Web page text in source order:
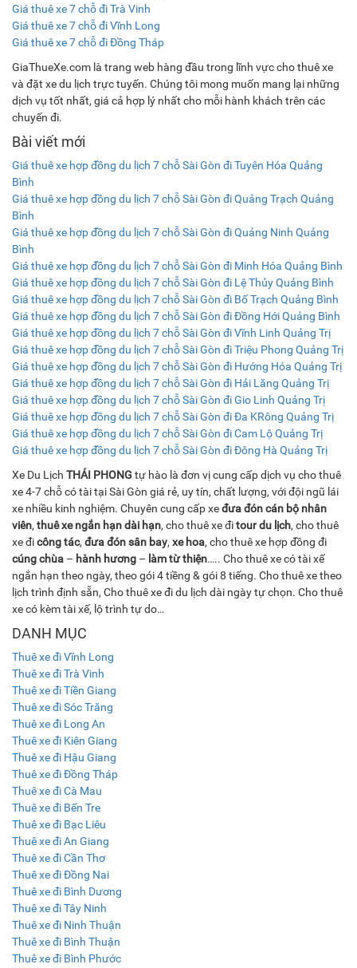
Giá thuê xe 7 chỗ đi Trà Vinh
Giá thuê xe 7 chỗ đi Vĩnh Long
Giá thuê xe 7 chỗ đi Đồng Tháp
GiaThueXe.com là trang web hàng đầu trong lĩnh vực cho thuê xe
và đặt xe du lịch trực tuyến. Chúng tôi mong muốn mang lại những
dịch vụ tốt nhất, giá cả hợp lý nhất cho mỗi hành khách trên các
chuyến đi.
Bài viết mới
Giá thuê xe hợp đồng du lịch 7 chỗ Sài Gòn đi Tuyên Hóa Quảng
Bình
Giá thuê xe hợp đồng du lịch 7 chỗ Sài Gòn đi Quảng Trạch Quảng
Bình
Giá thuê xe hợp đồng du lịch 7 chỗ Sài Gòn đi Quảng Ninh Quảng
Bình
Giá thuê xe hợp đồng du lịch 7 chỗ Sài Gòn đi Minh Hóa Quảng Bình
Giá thuê xe hợp đồng du lịch 7 chỗ Sài Gòn đi Lệ Thủy Quảng Bình
Giá thuê xe hợp đồng du lịch 7 chỗ Sài Gòn đi Bố Trạch Quảng Bình
Giá thuê xe hợp đồng du lịch 7 chỗ Sài Gòn đi Đồng Hới Quảng Bình
Giá thuê xe hợp đồng du lịch 7 chỗ Sài Gòn đi Vĩnh Linh Quảng Trị
Giá thuê xe hợp đồng du lịch 7 chỗ Sài Gòn đi Triệu Phong Quảng Trị
Giá thuê xe hợp đồng du lịch 7 chỗ Sài Gòn đi Hướng Hóa Quảng Trị
Giá thuê xe hợp đồng du lịch 7 chỗ Sài Gòn đi Hải Lăng Quảng Trị
Giá thuê xe hợp đồng du lịch 7 chỗ Sài Gòn đi Gio Linh Quảng Trị
Giá thuê xe hợp đồng du lịch 7 chỗ Sài Gòn đi Đa KRông Quảng Trị
Giá thuê xe hợp đồng du lịch 7 chỗ Sài Gòn đi Cam Lộ Quảng Trị
Giá thuê xe hợp đồng du lịch 7 chỗ Sài Gòn đi Đông Hà Quảng Trị
Xe Du Lịch THÁI PHONG tự hào là đơn vị cung cấp dịch vụ cho thuê
xe 4-7 chỗ có tài tại Sài Gòn giá rẻ, uy tín, chất lượng, với đội ngũ lái
xe nhiều kinh nghiệm. Chuyên cung cấp xeđưa đón cán bộ nhân
viên, thuê xe ngắn hạn dài hạn, cho thuê xe đitour du lịch, cho thuê
xe đicông tác, đưa đón sân bay, xe hoa, cho thuê xe hợp đồng đi
cúng chùa – hành hương – làm từ thiện….. Cho thuê xe có tài xế
ngắn hạn theo ngày, theo gói 4 tiềng & gói 8 tiếng. Cho thuê xe theo
lịch trình định sẵn, Cho thuê xe đi du lịch dài ngày tự chọn. Cho thuê
xe có kèm tài xế, lộ trình tự do…
DANH MỤC
Thuê xe đi Vĩnh Long
Thuê xe đi Trà Vinh
Thuê xe đi Tiền Giang
Thuê xe đi Sóc Trăng
Thuê xe đi Long An
Thuê xe đi Kiên Giang
Thuê xe đi Hậu Giang
Thuê xe đi Đồng Tháp
Thuê xe đi Cà Mau
Thuê xe đi Bến Tre
Thuê xe đi Bạc Liêu
Thuê xe đi An Giang
Thuê xe đi Cần Thơ
Thuê xe đi Đồng Nai
Thuê xe đi Bình Dương
Thuê xe đi Tây Ninh
Thuê xe đi Ninh Thuận
Thuê xe đi Bình Thuận
Thuê xe đi Bình Phước